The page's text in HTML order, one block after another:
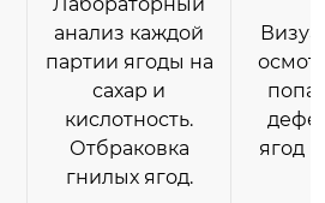
анализ каждой
партии ягоды на
сахар и
кислотность.
Отбраковка
гнилых ягод.
ягод